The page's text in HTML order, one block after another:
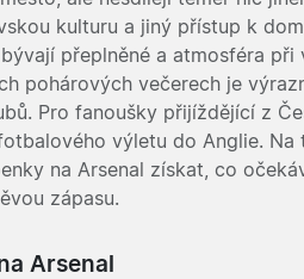
kulturu a jiný přístup k
přeplněné a atmosféra při
pohárových večerech je
Pro fanoušky přijíždějící z
výletu do Anglie.
na Arsenal získat, co
zápasu.
Arsenal